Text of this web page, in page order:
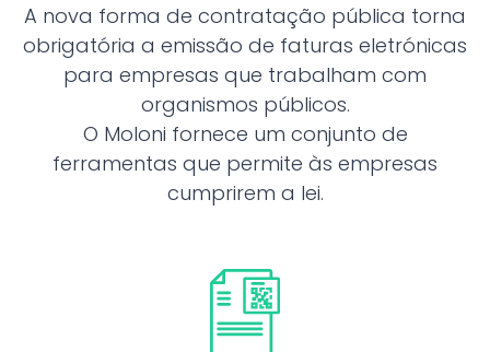
A nova forma de contratação pública torna
obrigatória a emissão de faturas eletrónicas
para empresas que trabalham com
organismos públicos.
O Moloni fornece um conjunto de
ferramentas que permite às empresas
cumprirem a lei.